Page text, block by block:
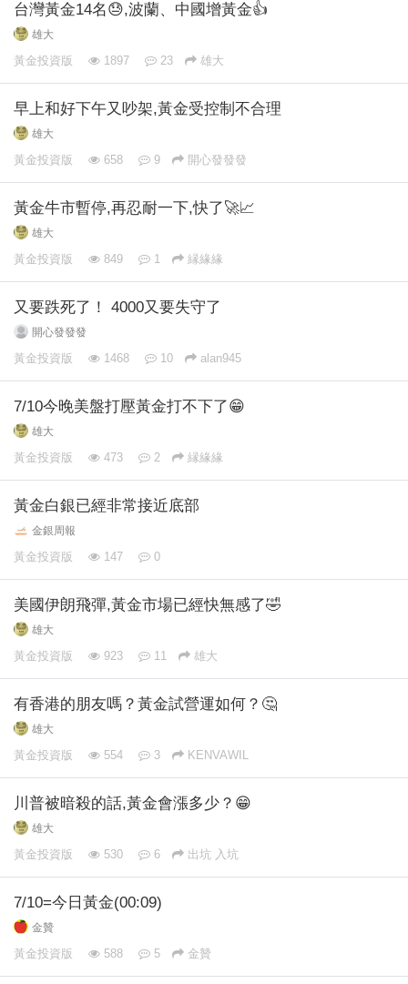
台灣黃金14名😓,波蘭、中國增黃金👍
雄大
黃金投資版 1897 23 雄大
早上和好下午又吵架,黃金受控制不合理
雄大
黃金投資版 658 9 開心發發發
黃金牛市暫停,再忍耐一下,快了🚀📈
雄大
黃金投資版 849 1 縁緣緣
又要跌死了！ 4000又要失守了
開心發發發
黃金投資版 1468 10 alan945
7/10今晚美盤打壓黃金打不下了😁
雄大
黃金投資版 473 2 縁緣緣
黃金白銀已經非常接近底部
金銀周報
黃金投資版 147 0
美國伊朗飛彈,黃金市場已經快無感了🤣
雄大
黃金投資版 923 11 雄大
有香港的朋友嗎？黃金試營運如何？🤔
雄大
黃金投資版 554 3 KENVAWIL
川普被暗殺的話,黃金會漲多少？😁
雄大
黃金投資版 530 6 出坑 入坑
7/10=今日黃金(00:09)
金贊
黃金投資版 588 5 金贊